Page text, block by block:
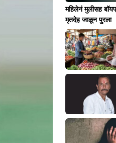
महिलेनं मुलीसह
मृतदेह जाळून पुरला